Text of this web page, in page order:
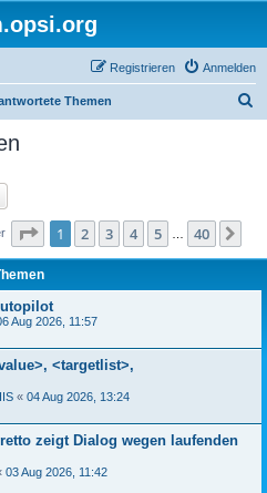
Anmelden
Registrieren
Themen
Seite 1von 40
1 2 3 4 5 40
Aug 2026, 11:57
<targetlist>,
« 04 Aug 2026, 13:24
zeigt Dialog wegen laufenden
03 Aug 2026, 11:42